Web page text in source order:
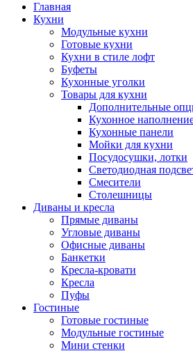
Главная
Кухни
Модульные кухни
Готовые кухни
Кухни в стиле лофт
Буфеты
Кухонные уголки
Товары для кухни
Дополнительные
Кухонное
Кухонные панели
Мойки для кухни
Посудосушки, лотки
Светодиодная
Смесители
Столешницы
Диваны и кресла
Прямые диваны
Угловые диваны
Офисные диваны
Банкетки
Кресла-кровати
Кресла
Пуфы
Гостиные
Готовые гостиные
Модульные гостиные
Мини стенки